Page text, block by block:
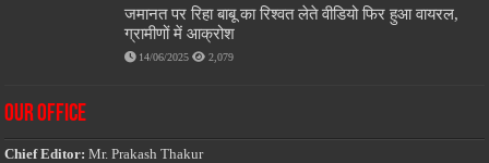
जमानत पर रिहा बाबू का रिश्वत लेते वीडियो फिर हुआ वायरल,
ग्रामीणों में आक्रोश
14/06/2025 2,079
OUR OFFICE
Chief Editor:Mr. Prakash Thakur